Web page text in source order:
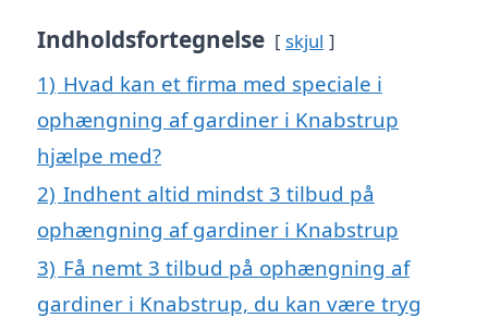
Indholdsfortegnelse skjul
1) Hvad kan et firma med speciale i
ophængning af gardiner i Knabstrup
hjælpe med?
2) Indhent altid mindst 3 tilbud på
ophængning af gardiner i Knabstrup
3) Få nemt 3 tilbud på ophængning af
gardiner i Knabstrup, du kan være tryg